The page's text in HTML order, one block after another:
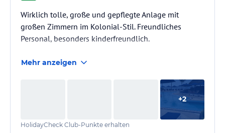
Wirklich tolle, große und gepflegte Anlage mit
großen Zimmern im Kolonial-Stil. Freundliches
Personal, besonders kinderfreundlich.
Mehr anzeigen
+2
HolidayCheck Club-Punkte erhalten